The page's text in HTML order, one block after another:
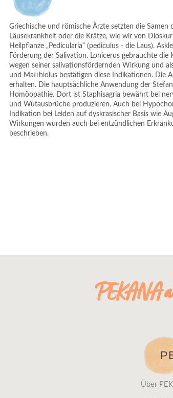
Griechische und römische Ärzte setzten die Samen
Läusekrankheit oder die Krätze, wie wir von
Heilpflanze „Pedicularia“ (pediculus - die Laus).
Förderung der Salivation. Lonicerus gebrauchte
wegen seiner salivationsfördernden Wirkung und
und Matthiolus bestätigen diese Indikationen. Die
erhalten. Die hauptsächliche Anwendung der
Homöopathie. Dort ist Staphisagria bewährt bei
und Wutausbrüche produzieren. Auch bei
Indikation bei Leiden auf dyskrasischer Basis wie
Wirkungen wurden auch bei entzündlichen
beschrieben.
PEKANA
Über